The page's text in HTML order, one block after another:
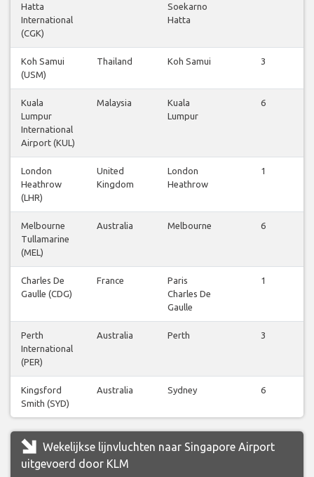
Hatta
International
(CGK)
Soekarno
Hatta
Koh Samui
(USM)
Thailand Koh Samui 3
Kuala
Lumpur
International
Airport (KUL)
Malaysia
Kuala
Lumpur
6
London
Heathrow
(LHR)
United
Kingdom
London
Heathrow
1
Melbourne
Tullamarine
(MEL)
Australia Melbourne 6
Charles De
Gaulle (CDG)
France
Paris
Charles De
Gaulle
1
Perth
International
(PER)
Australia Perth 3
Kingsford
Smith (SYD)
Australia Sydney 6
Wekelijkse lijnvluchten naar Singapore Airport
uitgevoerd door KLM